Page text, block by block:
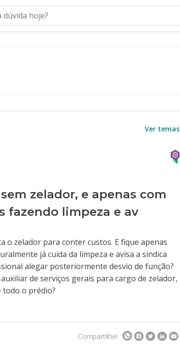
Ver temas
zelador, e apenas com
fazendo limpeza e av
o zelador para conter custos. E fique apenas
já cuida da limpeza e avisa a sindica
alegar posteriormente desvio de função?
de serviços gerais para cargo de zelador,
todo o prédio?
Compartilhe!